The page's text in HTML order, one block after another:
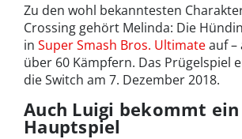
Zu den wohl bekanntesten
Crossing gehört Melinda: Die
in Super Smash Bros. Ultimateauf –
über 60 Kämpfern. Das Prügelspiel
die Switch am 7. Dezember 2018.
Auch Luigi bekommt ein
Hauptspiel